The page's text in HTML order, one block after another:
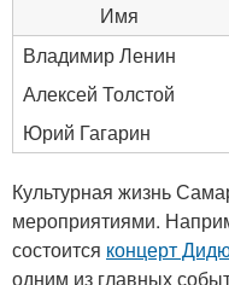
Имя
Владимир Ленин
Алексей Толстой
Юрий Гагарин
Культурная жизнь
мероприятиями.
состоится концерт
одним из главных